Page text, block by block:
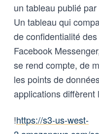
un tableau publié
Un tableau qui
de confidentialité
Facebook
se rend compte, de
les points de
applications
!https://s3-us-west-